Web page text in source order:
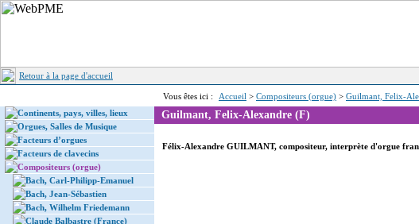
Retour à la page d'accueil
Vous êtes ici : Accueil > Compositeurs (orgue) > Guilmant, Felix-
Continents, pays, villes, lieux
Orgues, Salles de Musique
Facteurs d’orgues
Facteurs de clavecins
Compositeurs (orgue)
Bach, Carl-Philipp-Emanuel
Bach, Jean-Sébastien
Bach, Wilhelm Friedemann
Claude Balbastre (France)
Guilmant, Felix-Alexandre (F)
Félix-Alexandre GUILMANT, compositeur, interprète d'orgue